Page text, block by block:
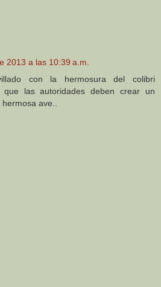
2013 a las 10:39 a.m.
con la hermosura del colibri
que las autoridades deben crear un
ave..